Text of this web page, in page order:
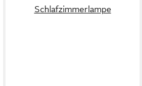
Schlafzimmerlampe